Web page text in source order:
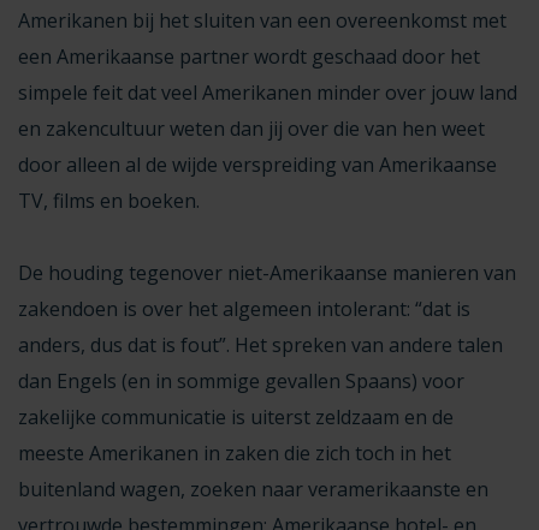
Amerikanen bij het sluiten van een overeenkomst met
een Amerikaanse partner wordt geschaad door het
simpele feit dat veel Amerikanen minder over jouw land
en zakencultuur weten dan jij over die van hen weet
door alleen al de wijde verspreiding van Amerikaanse
TV, films en boeken.
De houding tegenover niet-Amerikaanse manieren van
zakendoen is over het algemeen intolerant: “dat is
anders, dus dat is fout”. Het spreken van andere talen
dan Engels (en in sommige gevallen Spaans) voor
zakelijke communicatie is uiterst zeldzaam en de
meeste Amerikanen in zaken die zich toch in het
buitenland wagen, zoeken naar veramerikaanste en